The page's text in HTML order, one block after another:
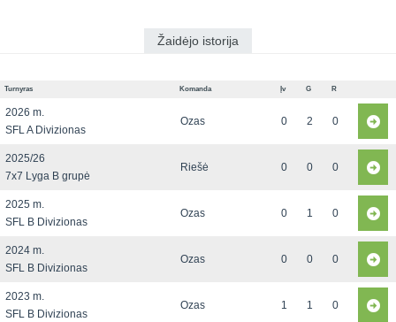
Žaidėjo istorija
Turnyras Komanda Įv G R
2026 m.
SFL A Divizionas
Ozas 0 2 0
2025/26
7x7 Lyga B grupė
Riešė 0 0 0
2025 m.
SFL B Divizionas
Ozas 0 1 0
2024 m.
SFL B Divizionas
Ozas 0 0 0
2023 m.
SFL B Divizionas
Ozas 1 1 0